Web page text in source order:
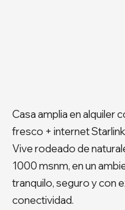
Casa amplia en alquiler
fresco + internet Starlink
Vive rodeado de
1000 msnm, en un
tranquilo, seguro y con
conectividad.